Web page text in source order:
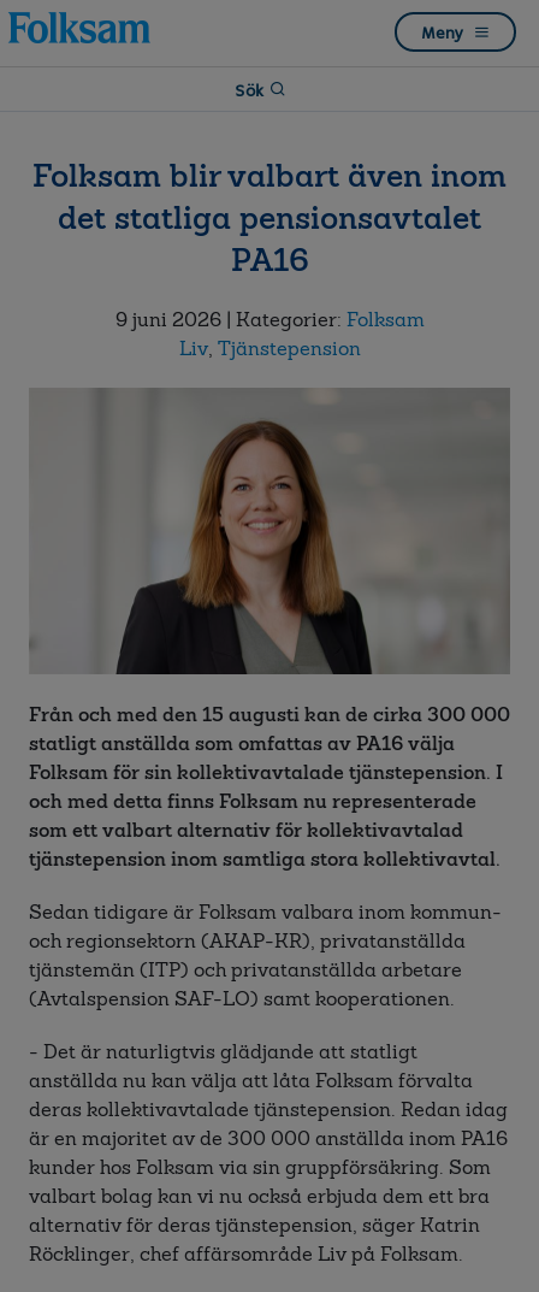
Till
navigation
Till
innehåll
Meny
Sök
Folksam blir valbart även inom
det statliga pensionsavtalet
PA16
9 juni 2026| Kategorier: Folksam
Liv, Tjänstepension
Från och med den 15 augusti kan de cirka 300 000
statligt anställda som omfattas av PA16 välja
Folksam för sin kollektivavtalade tjänstepension. I
och med detta finns Folksam nu representerade
som ett valbart alternativ för kollektivavtalad
tjänstepension inom samtliga stora kollektivavtal.
Sedan tidigare är Folksam valbara inom kommun-
och regionsektorn (AKAP-KR), privatanställda
tjänstemän (ITP) och privatanställda arbetare
(Avtalspension SAF-LO) samt kooperationen.
- Det är naturligtvis glädjande att statligt
anställda nu kan välja att låta Folksam förvalta
deras kollektivavtalade tjänstepension. Redan idag
är en majoritet av de 300 000 anställda inom PA16
kunder hos Folksam via sin gruppförsäkring. Som
valbart bolag kan vi nu också erbjuda dem ett bra
alternativ för deras tjänstepension, säger Katrin
Röcklinger, chef affärsområde Liv på Folksam.